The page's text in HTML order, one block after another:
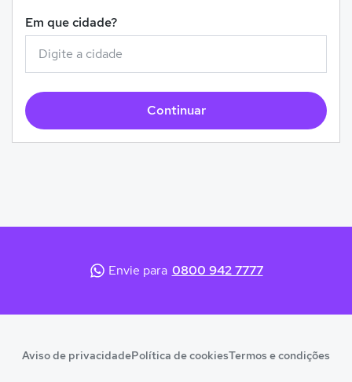
Em que cidade?
Continuar
Envie para 0800 942 7777
Aviso de privacidadePolítica de cookiesTermos e condições